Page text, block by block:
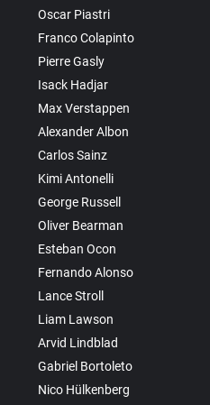
Oscar Piastri
Franco Colapinto
Pierre Gasly
Isack Hadjar
Max Verstappen
Alexander Albon
Carlos Sainz
Kimi Antonelli
George Russell
Oliver Bearman
Esteban Ocon
Fernando Alonso
Lance Stroll
Liam Lawson
Arvid Lindblad
Gabriel Bortoleto
Nico Hülkenberg